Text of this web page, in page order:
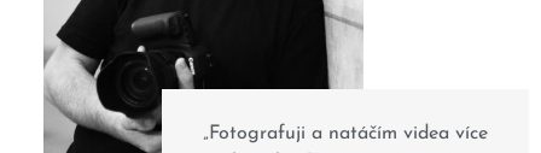
„Fotografuji a natáčím videa více